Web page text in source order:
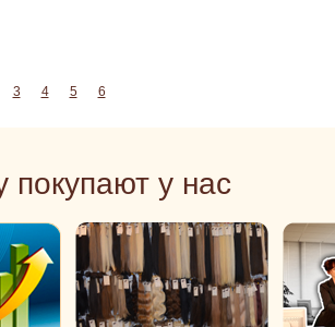
3 4 5 6
покупают у нас